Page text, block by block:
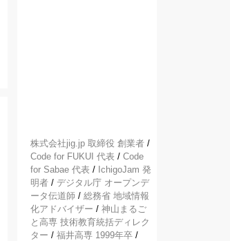
株式会社jig.jp 取締役 創業者 /
Code for FUKUI 代表 / Code
for Sabae 代表 / IchigoJam 発
明者 / デジタル庁 オープンデ
ータ伝道師 / 総務省 地域情報
化アドバイザー / 神山まるご
と高専 技術教育統括ディレク
ター / 福井高専 1999年卒 /